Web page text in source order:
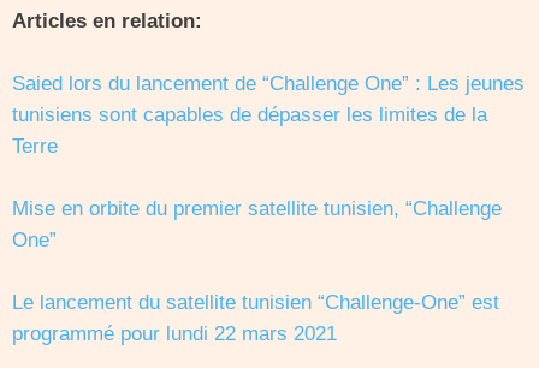
Articles en relation:
Saied lors du lancement de “Challenge One” : Les jeunes
tunisiens sont capables de dépasser les limites de la
Terre
Mise en orbite du premier satellite tunisien, “Challenge
One”
Le lancement du satellite tunisien “Challenge-One” est
programmé pour lundi 22 mars 2021